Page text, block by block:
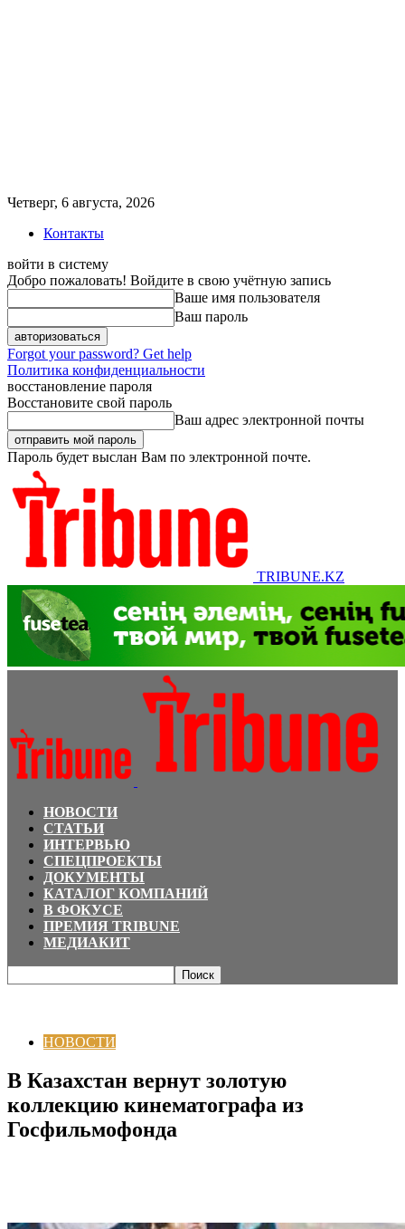
Четверг, 6 августа, 2026
Контакты
войти в систему
Добро пожаловать! Войдите в свою учётную запись
Ваше имя пользователя
Ваш пароль
Forgot your password? Get help
Политика конфиденциальности
восстановление пароля
Восстановите свой пароль
Ваш адрес электронной почты
Пароль будет выслан Вам по электронной почте.
TRIBUNE.KZ
НОВОСТИ
СТАТЬИ
ИНТЕРВЬЮ
СПЕЦПРОЕКТЫ
ДОКУМЕНТЫ
КАТАЛОГ КОМПАНИЙ
В ФОКУСЕ
ПРЕМИЯ TRIBUNE
МЕДИАКИТ
НОВОСТИ
В Казахстан вернут золотую
коллекцию кинематографа из
Госфильмофонда